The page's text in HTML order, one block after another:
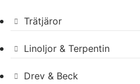
Trätjäror
Linoljor & Terpentin
Drev & Beck